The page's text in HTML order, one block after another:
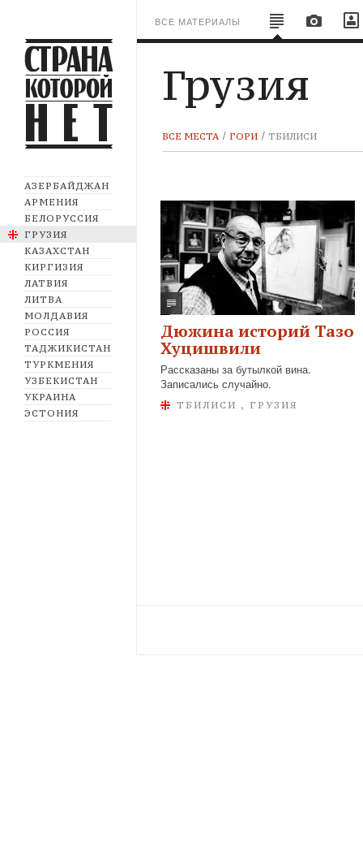
АЗЕРБАЙДЖАН
АРМЕНИЯ
БЕЛОРУССИЯ
ГРУЗИЯ
КАЗАХСТАН
КИРГИЗИЯ
ЛАТВИЯ
ЛИТВА
МОЛДАВИЯ
РОССИЯ
ТАДЖИКИСТАН
ТУРКМЕНИЯ
УЗБЕКИСТАН
УКРАИНА
ЭСТОНИЯ
ВСЕ МАТЕРИАЛЫ
Грузия
ВСЕ МЕСТА ГОРИ ТБИЛИСИ
Дюжина историй Тазо
Хуцишвили
Рассказаны за бутылкой вина.
Записались случайно.
ТБИЛИСИ , ГРУЗИЯ